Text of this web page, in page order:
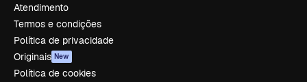
Atendimento
Termos e condições
Política de privacidade
Originais New
Política de cookies